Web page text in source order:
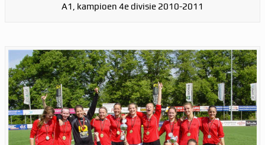
A1, kampioen 4e divisie 2010-2011